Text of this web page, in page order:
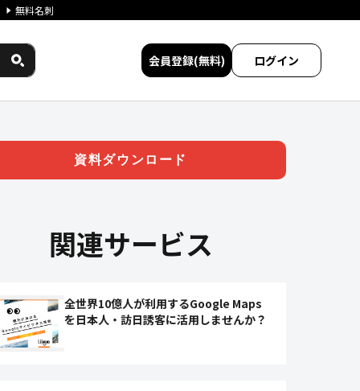
無料名刺
会員登録(無料) ログイン
資料ダウンロード
関連サービス
全世界10億人が利用するGoogle Maps
を日本人・訪日誘客に活用しませんか？